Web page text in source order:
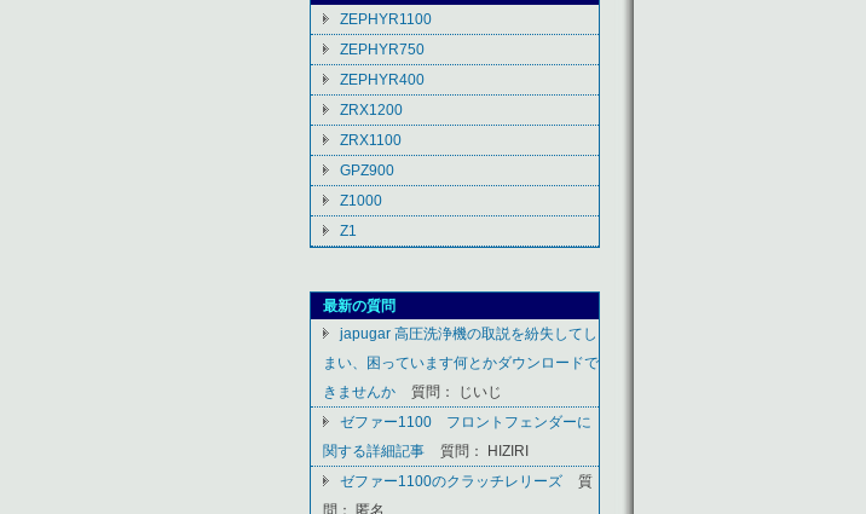
ZEPHYR1100
ZEPHYR750
ZEPHYR400
ZRX1200
ZRX1100
GPZ900
Z1000
Z1
最新の質問
japugar 高圧洗浄機の取説を紛失してし
まい、困っています何とかダウンロードで
きませんか
質問： じいじ
ゼファー1100 フロントフェンダーに
関する詳細記事
質問： HIZIRI
ゼファー1100のクラッチレリーズ
質
問： 匿名